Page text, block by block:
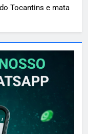
Tocantins e mata